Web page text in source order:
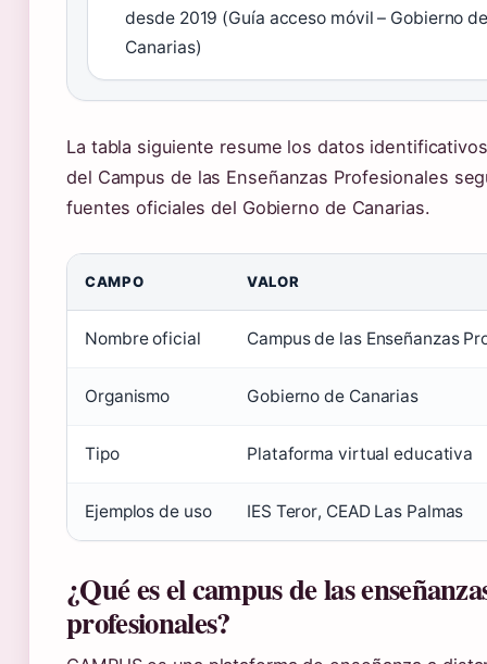
desde 2019 (Guía acceso móvil – Gobierno
Canarias)
La tabla siguiente resume los datos
del Campus de las Enseñanzas Profesionales
fuentes oficiales del Gobierno de Canarias.
CAMPO VALOR
Nombre oficial Campus de las Enseñanzas
Organismo Gobierno de Canarias
Tipo Plataforma virtual educativa
Ejemplos de uso IES Teror, CEAD Las Palmas
¿Qué es el campus de las
profesionales?